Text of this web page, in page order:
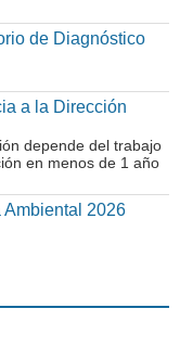
de Diagnóstico
a la Dirección
depende del trabajo
en menos de 1 año
Ambiental 2026